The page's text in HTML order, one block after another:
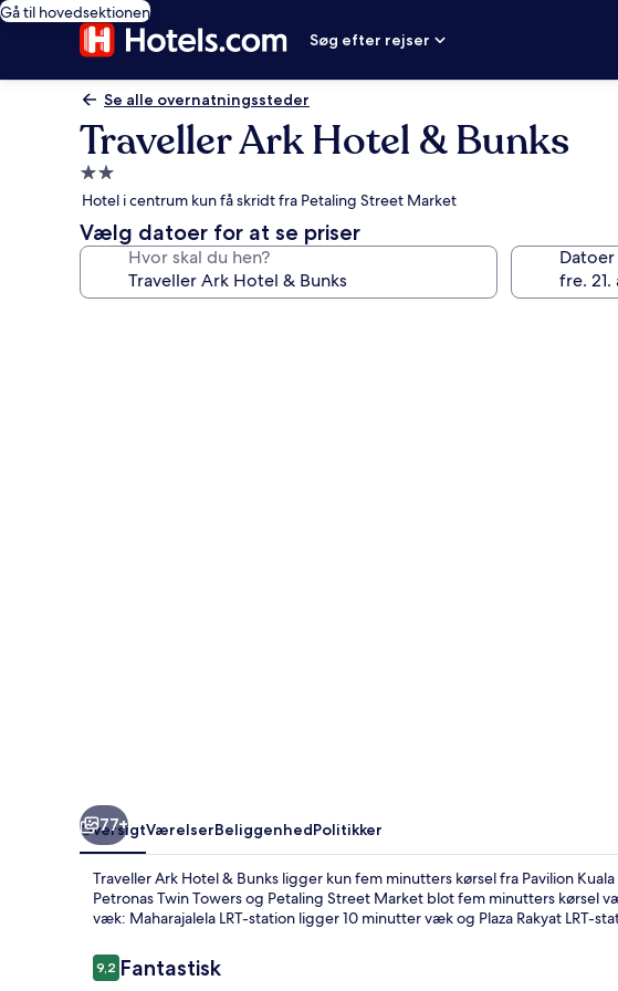
Gå til hovedsektionen
Søg efter rejser
Se alle overnatningssteder
Traveller Ark Hotel & Bunks
2.0-
stjernet
overnatningssted
Hotel i centrum kun få skridt fra Petaling Street Market
Vælg datoer for at se priser
Hvor skal du hen? Datoer
77+
OversigtVærelserBeliggenhedPolitikker
Traveller Ark Hotel & Bunks ligger kun fem minutters kørsel fra Pavilion
Petronas Twin Towers og Petaling Street Market blot fem minutters
væk: Maharajalela LRT-station ligger 10 minutter væk og Plaza Rakyat LRT-
Anmeldelser
9,29,2 ud af 10.
Fantastisk